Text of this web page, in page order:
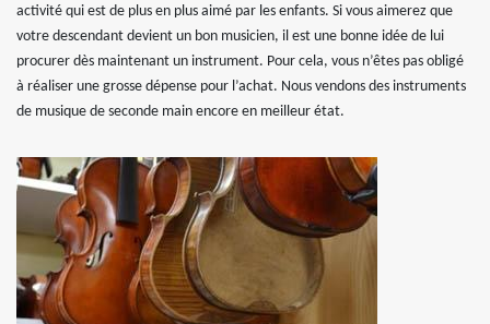
activité qui est de plus en plus aimé par les enfants. Si vous aimerez que
votre descendant devient un bon musicien, il est une bonne idée de lui
procurer dès maintenant un instrument. Pour cela, vous n’êtes pas obligé
à réaliser une grosse dépense pour l’achat. Nous vendons des instruments
de musique de seconde main encore en meilleur état.